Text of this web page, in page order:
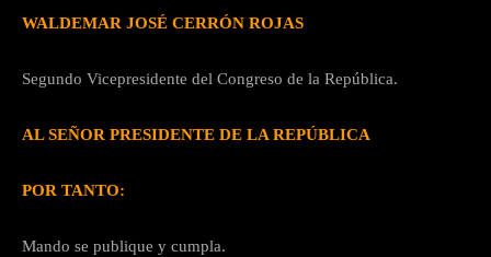
WALDEMAR JOSÉ CERRÓN ROJAS
Segundo Vicepresidente del Congreso de la República.
AL SEÑOR PRESIDENTE DE LA REPÚBLICA
POR TANTO:
Mando se publique y cumpla.